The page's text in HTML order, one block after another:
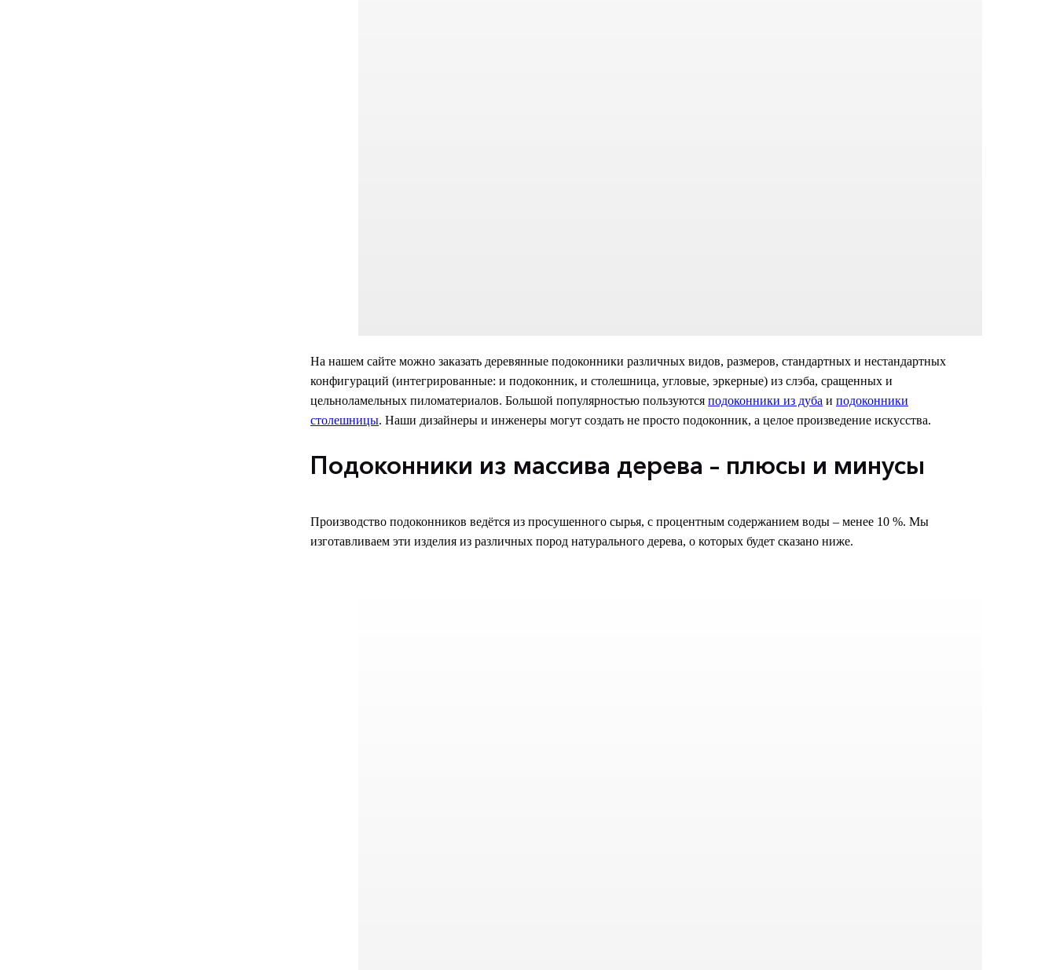
На нашем сайте можно заказать деревянные подоконники различных видов, размеров, стандартных и нестандартных
конфигураций (интегрированные: и подоконник, и столешница, угловые, эркерные) из слэба, сращенных и
цельноламельных пиломатериалов. Большой популярностью пользуются подоконники из дуба и подоконники
столешницы. Наши дизайнеры и инженеры могут создать не просто подоконник, а целое произведение искусства.
Подоконники из массива дерева – плюсы и минусы
Производство подоконников ведётся из просушенного сырья, с процентным содержанием воды – менее 10 %. Мы
изготавливаем эти изделия из различных пород натурального дерева, о которых будет сказано ниже.